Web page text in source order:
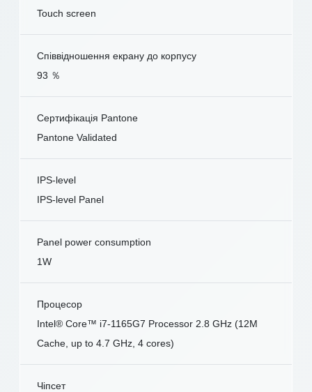
Touch screen
Співвідношення екрану до корпусу
93 ％
Сертифікація Pantone
Pantone Validated
IPS-level
IPS-level Panel
Panel power consumption
1W
Процесор
Intel® Core™ i7-1165G7 Processor 2.8 GHz (12M
Cache, up to 4.7 GHz, 4 cores)
Чіпсет